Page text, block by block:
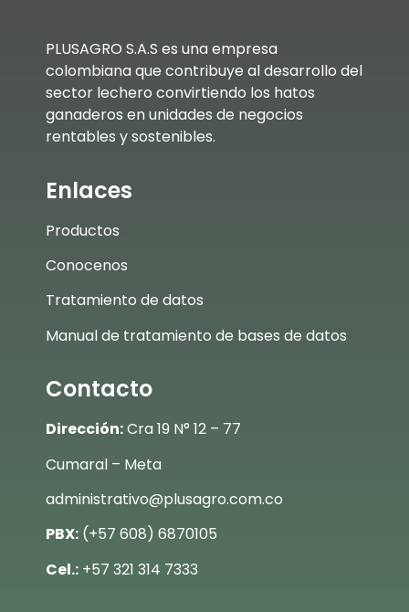
PLUSAGRO S.A.S es una empresa
colombiana que contribuye al desarrollo del
sector lechero convirtiendo los hatos
ganaderos en unidades de negocios
rentables y sostenibles.
Enlaces
Productos
Conocenos
Tratamiento de datos
Manual de tratamiento de bases de datos
Contacto
Dirección:Cra 19 N° 12 – 77
Cumaral – Meta
administrativo@plusagro.com.co
PBX: (+57 608) 6870105
Cel.: +57 321 314 7333